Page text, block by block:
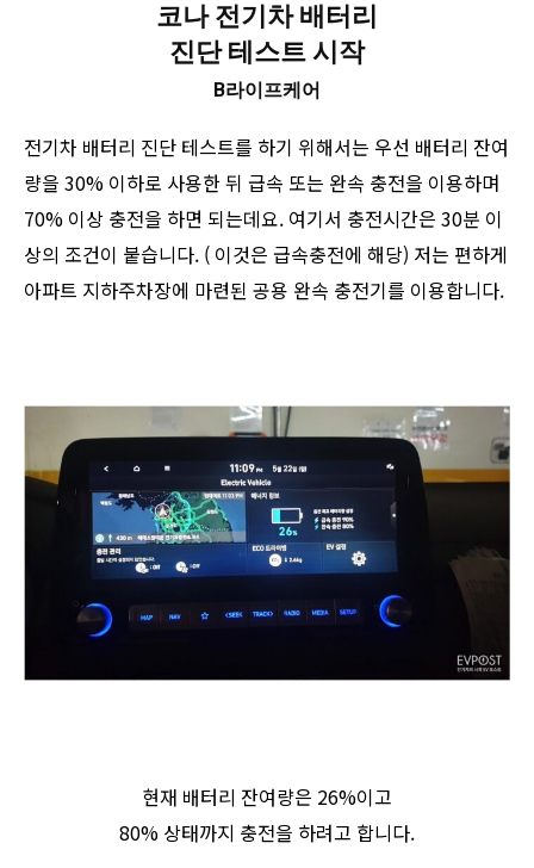
코나 전기차 배터리
진단 테스트 시작
B라이프케어
전기차 배터리 진단 테스트를 하기 위해서는 우선 배터리 잔여
량을 30% 이하로 사용한 뒤 급속 또는 완속 충전을 이용하며
70% 이상 충전을 하면 되는데요. 여기서 충전시간은 30분 이
상의 조건이 붙습니다. ( 이것은 급속충전에 해당) 저는 편하게
아파트 지하주차장에 마련된 공용 완속 충전기를 이용합니다.
현재 배터리 잔여량은 26%이고
80% 상태까지 충전을 하려고 합니다.